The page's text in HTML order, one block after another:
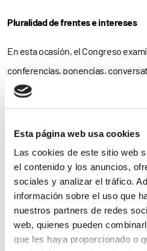
Esta página web usa cookies
Las cookies de este sitio web
el contenido y los anuncios,
sociales y analizar el tráfico.
información sobre el uso que
nuestros partners de redes
web, quienes pueden
que les haya proporcionado o
Pluralidad de frentes e intereses
En esta ocasión, el Congreso
conferencias, ponencias,
junto con otras actividades
interesesdel Derecho de la
ámbitos donde los derechos de
están más expuestos y por tanto
protección y apoyo. Como
doctrinal será la Convención
de las Personas con Discapacidad.
Este encuentro estará codirigido